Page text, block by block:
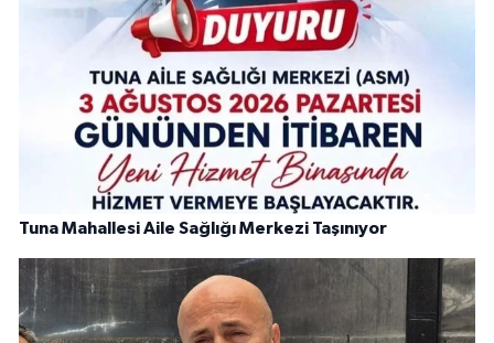
Tuna Mahallesi Aile Sağlığı Merkezi Taşınıyor